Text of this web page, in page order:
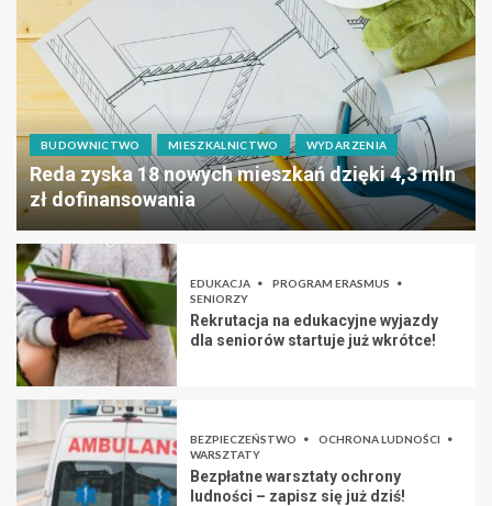
BUDOWNICTWO MIESZKALNICTWO WYDARZENIA
Reda zyska 18 nowych mieszkań dzięki 4,3 mln
zł dofinansowania
EDUKACJA
PROGRAM ERASMUS
SENIORZY
Rekrutacja na edukacyjne wyjazdy
dla seniorów startuje już wkrótce!
BEZPIECZEŃSTWO
OCHRONA LUDNOŚCI
WARSZTATY
Bezpłatne warsztaty ochrony
ludności – zapisz się już dziś!